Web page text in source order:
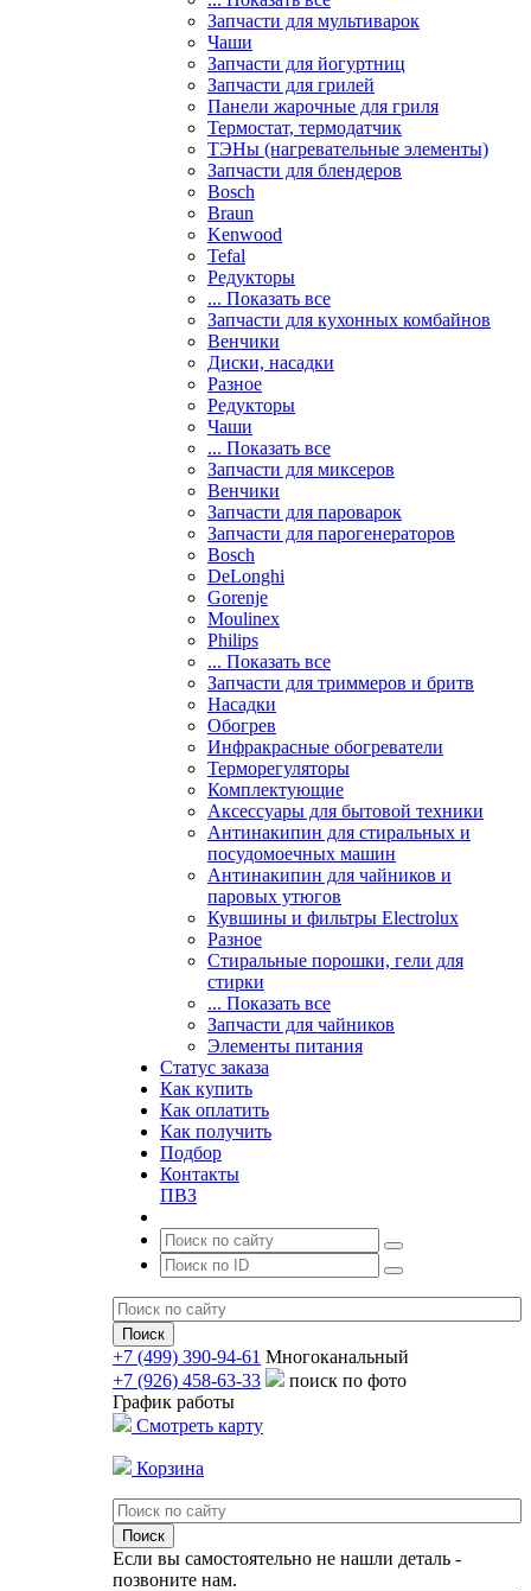
Запчасти для мультиварок
Чаши
Запчасти для йогуртниц
Запчасти для грилей
Панели жарочные для гриля
Термостат, термодатчик
ТЭНы (нагревательные элементы)
Запчасти для блендеров
Bosch
Braun
Kenwood
Tefal
Редукторы
... Показать все
Запчасти для кухонных комбайнов
Венчики
Диски, насадки
Разное
Редукторы
Чаши
... Показать все
Запчасти для миксеров
Венчики
Запчасти для пароварок
Запчасти для парогенераторов
Bosch
DeLonghi
Gorenje
Moulinex
Philips
... Показать все
Запчасти для триммеров и бритв
Насадки
Обогрев
Инфракрасные обогреватели
Терморегуляторы
Комплектующие
Аксессуары для бытовой техники
Антинакипин для стиральных и
посудомоечных машин
Антинакипин для чайников и
паровых утюгов
Кувшины и фильтры Electrolux
Разное
Стиральные порошки, гели для
стирки
... Показать все
Запчасти для чайников
Элементы питания
Статус заказа
Как купить
Как оплатить
Как получить
Подбор
Контакты
ПВЗ
+7 (499) 390-94-61 Многоканальный
+7 (926) 458-63-33
поиск по фото
График работы
Смотреть карту
Корзина
Если вы самостоятельно не нашли деталь -
позвоните нам.